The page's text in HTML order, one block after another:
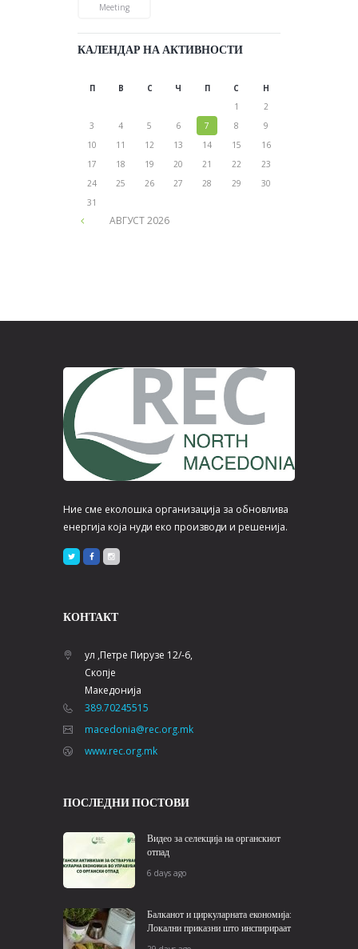
Meeting
КАЛЕНДАР НА АКТИВНОСТИ
П В С Ч П С Н
АВГУСТ2026
1
2
3
4 5 6 7 8
9
10
11 12 13 14 15
16
17
18 19 20 21 22
23
24
25 26 27 28 29
30
31
Ние сме еколошка организација за обновлива
енергија која нуди еко производи и решенија.
КОНТАКТ
ул ,Петре Пирузе 12/-6,
Скопје
Македонија
389.70245515
macedonia@rec.org.mk
www.rec.org.mk
ПОСЛЕДНИ ПОСТОВИ
Видео за селекција на органскиот
отпад
6 days ago
Балканот и циркуларната економија:
Локални приказни што инспирираат